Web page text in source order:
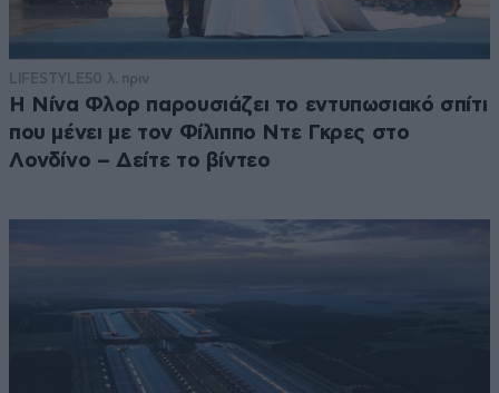
LIFESTYLE50 λ. πριν
Η Νίνα Φλορ παρουσιάζει το εντυπωσιακό σπίτι
που μένει με τον Φίλιππο Ντε Γκρες στο
Λονδίνο – Δείτε το βίντεο